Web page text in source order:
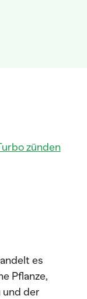
zünden
es
Pflanze,
der